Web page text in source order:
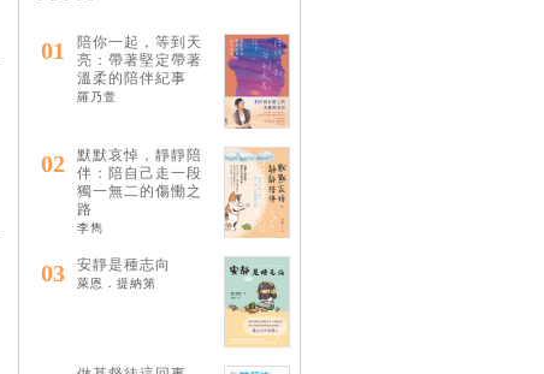
01
陪你一起，等到天
亮：帶著堅定帶著
溫柔的陪伴紀事
羅乃萱
02
默默哀悼，靜靜陪
伴：陪自己走一段
獨一無二的傷慟之
路
李雋
03 安靜是種志向
萊恩．提納第